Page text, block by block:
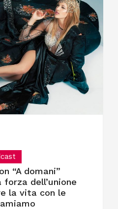
“A domani”
dell’unione
la vita con le